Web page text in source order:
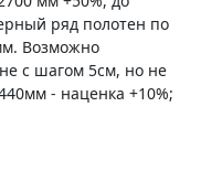
ряд полотен по
Возможно
с шагом 5см, но не
- наценка +10%;